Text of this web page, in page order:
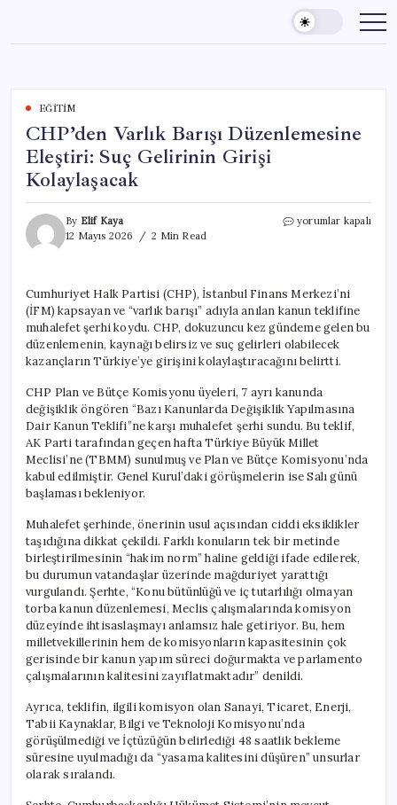
content
EĞITIM
CHP’den Varlık Barışı Düzenlemesine
Eleştiri: Suç Gelirinin Girişi
Kolaylaşacak
By Elif Kaya
12 Mayıs 2026
2 Min Read
CHP’den
Suç
Gelirinin
Girişi
Kolaylaşacak
için
yorumlar kapalı
Cumhuriyet Halk Partisi (CHP), İstanbul Finans Merkezi’ni
(İFM) kapsayan ve “varlık barışı” adıyla anılan kanun teklifine
muhalefet şerhi koydu. CHP, dokuzuncu kez gündeme gelen bu
düzenlemenin, kaynağı belirsiz ve suç gelirleri olabilecek
kazançların Türkiye’ye girişini kolaylaştıracağını belirtti.
CHP Plan ve Bütçe Komisyonu üyeleri, 7 ayrı kanunda
değişiklik öngören “Bazı Kanunlarda Değişiklik Yapılmasına
Dair Kanun Teklifi”ne karşı muhalefet şerhi sundu. Bu teklif,
AK Parti tarafından geçen hafta Türkiye Büyük Millet
Meclisi’ne (TBMM) sunulmuş ve Plan ve Bütçe Komisyonu’nda
kabul edilmiştir. Genel Kurul’daki görüşmelerin ise Salı günü
başlaması bekleniyor.
Muhalefet şerhinde, önerinin usul açısından ciddi eksiklikler
taşıdığına dikkat çekildi. Farklı konuların tek bir metinde
birleştirilmesinin “hakim norm” haline geldiği ifade edilerek,
bu durumun vatandaşlar üzerinde mağduriyet yarattığı
vurgulandı. Şerhte, “Konu bütünlüğü ve iç tutarlılığı olmayan
torba kanun düzenlemesi, Meclis çalışmalarında komisyon
düzeyinde ihtisaslaşmayı anlamsız hale getiriyor. Bu, hem
milletvekillerinin hem de komisyonların kapasitesinin çok
gerisinde bir kanun yapım süreci doğurmakta ve parlamento
çalışmalarının kalitesini zayıflatmaktadır” denildi.
Ayrıca, teklifin, ilgili komisyon olan Sanayi, Ticaret, Enerji,
Tabii Kaynaklar, Bilgi ve Teknoloji Komisyonu’nda
görüşülmediği ve İçtüzüğün belirlediği 48 saatlik bekleme
süresine uyulmadığı da “yasama kalitesini düşüren” unsurlar
olarak sıralandı.